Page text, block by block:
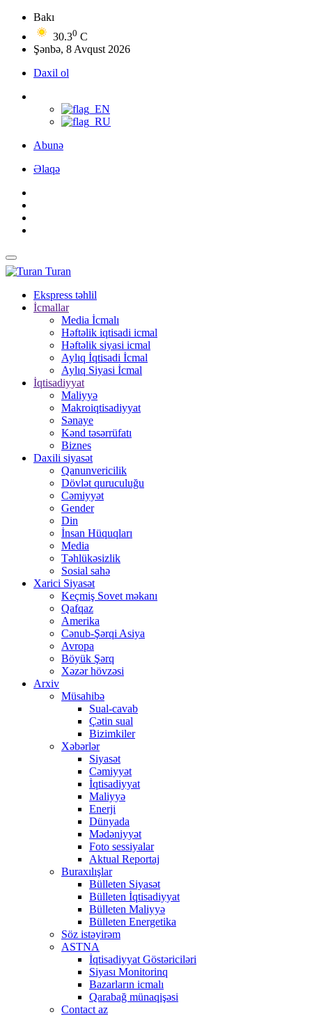
Bakı
30.30 C
Şənbə, 8 Avqust 2026
Daxil ol
Abunə
Əlaqə
Turan
Ekspress təhlil
İcmallar
Media İcmalı
Həftəlik iqtisadi icmal
Həftəlik siyasi icmal
Aylıq İqtisadi İcmal
Aylıq Siyasi İcmal
İqtisadiyyat
Maliyyə
Makroiqtisadiyyat
Sənaye
Kənd təsərrüfatı
Biznes
Daxili siyasət
Qanunvericilik
Dövlət quruculuğu
Cəmiyyət
Gender
Din
İnsan Hüquqları
Media
Təhlükəsizlik
Sosial sahə
Xarici Siyasət
Keçmiş Sovet məkanı
Qafqaz
Amerika
Cənub-Şərqi Asiya
Avropa
Böyük Şərq
Xəzər hövzəsi
Arxiv
Müsahibə
Sual-cavab
Çətin sual
Bizimkiler
Xəbərlər
Siyasət
Cəmiyyət
İqtisadiyyat
Maliyyə
Enerji
Dünyada
Mədəniyyət
Foto sessiyalar
Aktual Reportaj
Buraxılışlar
Bülleten Siyasət
Bülleten İqtisadiyyat
Bülleten Maliyyə
Bülleten Energetika
Söz istəyirəm
ASTNA
İqtisadiyyat Göstəriciləri
Siyası Monitorinq
Bazarların icmalı
Qarabağ münaqişəsi
Contact az